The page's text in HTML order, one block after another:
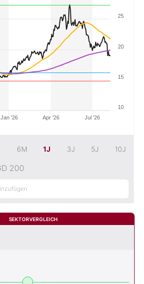
Jan '26 Jul '26
Apr '26
10
15
20
25
6M 1J 3J 5J 10J
200
SEKTORVERGLEICH